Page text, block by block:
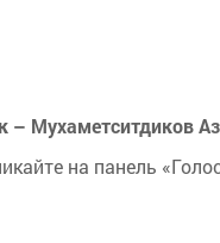
– Мухаметситдиков
на панель